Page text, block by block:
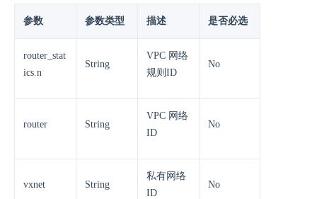
参数 参数类型 描述 是否必选
router_stat
ics.n
String
VPC 网络
规则ID
No
router String
VPC 网络
ID
No
vxnet String
私有网络
ID
No